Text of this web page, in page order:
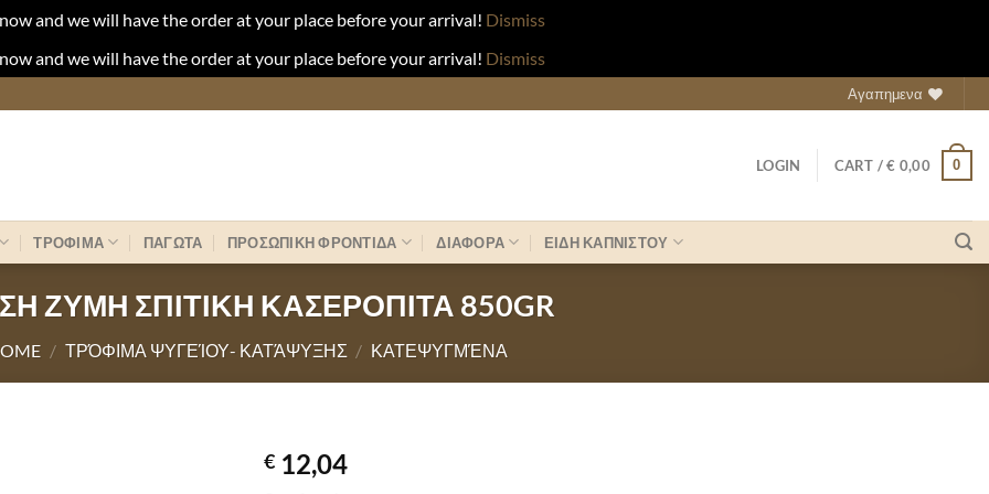
and we will have the order at your place before your arrival! Dismiss
and we will have the order at your place before your arrival! Dismiss
Αγαπημενα
LOGIN CART /€ 0,00 0
ΤΡΟΦΙΜΑ ΠΑΓΩΤΑ ΠΡΟΣΩΠΙΚΗ ΦΡΟΝΤΙΔΑ ΔΙΑΦΟΡΑ ΕΙΔΗ ΚΑΠΝΙΣΤΟΥ
ΖΥΜΗ ΣΠΙΤΙΚΗ ΚΑΣΕΡΟΠΙΤΑ 850GR
/ ΤΡΌΦΙΜΑ ΨΥΓΕΊΟΥ- ΚΑΤΆΨΥΞΗΣ / ΚΑΤΕΨΥΓΜΈΝΑ
€ 12,04